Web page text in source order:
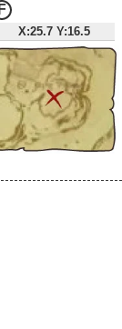
X:25.7 Y:16.5